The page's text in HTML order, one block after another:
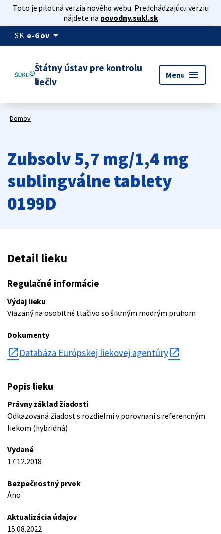
Toto je pilotná verzia nového webu. Predchádzajúcu verziu
nájdete na povodny.sukl.sk
SK e-Gov arrow_drop_down
Štátny ústav pre kontrolu
liečiv
Menu menu
Domov
Zubsolv 5,7 mg/1,4 mg
sublingválne tablety
0199D
Detail lieku
Regulačné informácie
Výdaj lieku
Viazaný na osobitné tlačivo so šikmým modrým pruhom
Dokumenty
open_in_new Databáza Európskej liekovej agentúry
Popis lieku
Právny základ žiadosti
Odkazovaná žiadost s rozdielmi v porovnaní s referencným
liekom (hybridná)
Vydané
17.12.2018
Bezpečnostný prvok
Áno
Aktualizácia údajov
15.08.2022